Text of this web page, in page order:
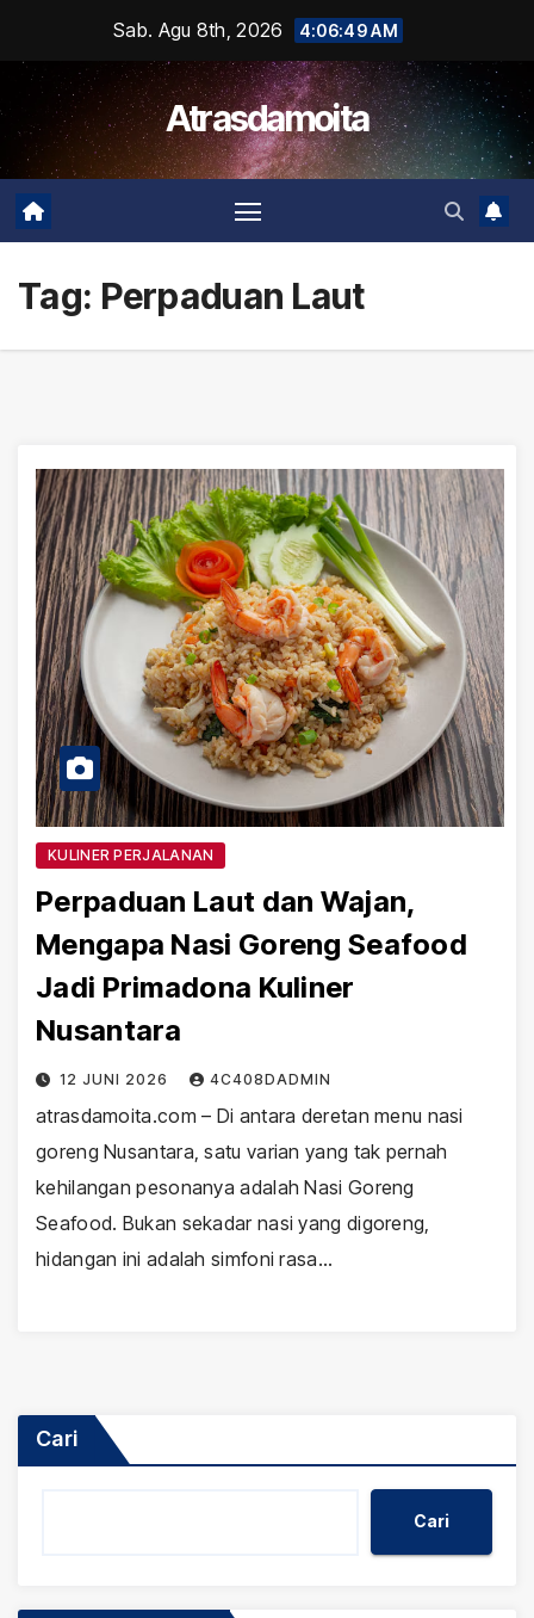
content
Sab. Agu 8th, 2026 4:06:50 AM
Atrasdamoita
Tag: Perpaduan Laut
KULINER PERJALANAN
Perpaduan Laut dan Wajan,
Mengapa Nasi Goreng Seafood
Jadi Primadona Kuliner
Nusantara
12 JUNI 2026 4C408DADMIN
atrasdamoita.com – Di antara deretan menu nasi
goreng Nusantara, satu varian yang tak pernah
kehilangan pesonanya adalah Nasi Goreng
Seafood. Bukan sekadar nasi yang digoreng,
hidangan ini adalah simfoni rasa…
Cari
Cari